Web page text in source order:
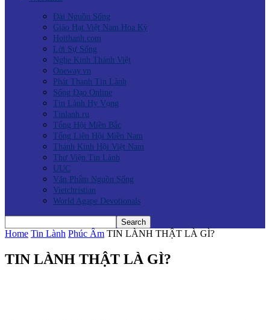
Đài Nguồn Sống
Giáo Hạt Việt Nam Hoa Kỳ
Hoithanh.com
Lời Sự Sống
Nghe Kinh Thánh Việt
Oneway.vn
Phát Thanh Tin Lành
Sống Đạo Online
Tin Lành Hy Vọng
Tinlanh.ru
Tổng Hội Miền Bắc
Tổng Liên Hội Miền Nam
Thánh Kinh Hội Việt Nam
Thư Viện Tin Lành
UUC
Văn Phẩm Nguồn Sống
Vietchristian
World Agape Devotionals
Home Tin Lành Phúc Âm TIN LÀNH THẬT LÀ GÌ?
TIN LÀNH THẬT LÀ GÌ?